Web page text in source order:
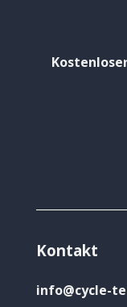
Kontakt
info@cycle-